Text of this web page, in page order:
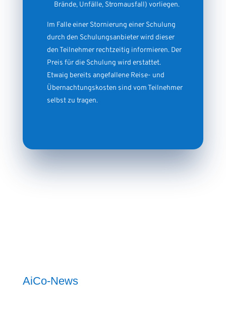
Brände, Unfälle, Stromausfall) vorliegen.
Im Falle einer Stornierung einer Schulung
durch den Schulungsanbieter wird dieser
den Teilnehmer rechtzeitig informieren. Der
Preis für die Schulung wird erstattet.
Etwaig bereits angefallene Reise- und
Übernachtungskosten sind vom Teilnehmer
selbst zu tragen.
AiCo-News